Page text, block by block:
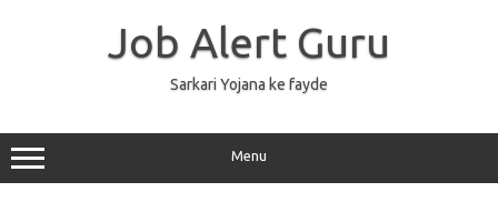
Job Alert Guru
Sarkari Yojana ke fayde
Menu